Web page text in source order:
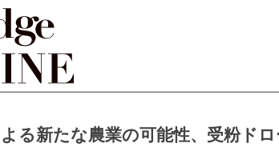
る新たな農業の可能性、受粉ドロ